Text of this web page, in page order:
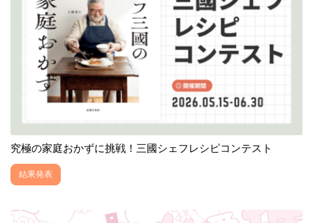
究極の家庭おかずに挑戦！三國シェフレシピコンテスト
結果発表